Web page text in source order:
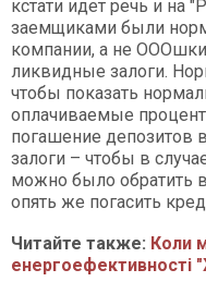
кстати идет речь и на
заемщиками были
компании, а не
ликвидные залоги.
чтобы показать
оплачиваемые
погашение депозитов
залоги – чтобы в
можно было обратить
опять же погасить
Читайте также: Коли
енергоефективності